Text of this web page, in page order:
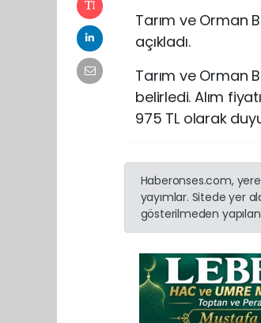
Tarım ve Orman
açıkladı.
Tarım ve Orman
belirledi. Alım
975 TL olarak
Haberonses.com,
yayımlar. Sitede yer
gösterilmeden yapılan